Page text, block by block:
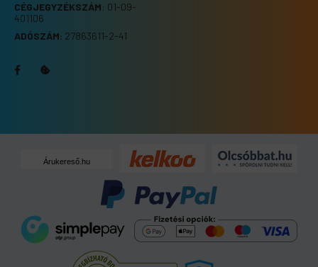
CÉGJEGYZÉKSZÁM: 01-09-
401106
ADÓSZÁM: 27863611-2-41
Árukereső.hu